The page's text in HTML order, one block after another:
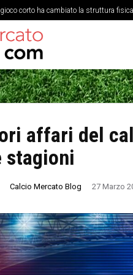
corto ha cambiato la struttura
preparazione atletica: dal fondo nei
affari del
stagioni
Calcio Mercato Blog 27 Marzo